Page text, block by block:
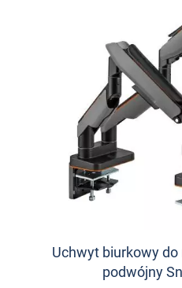
Uchwyt biurkowy
podwójny